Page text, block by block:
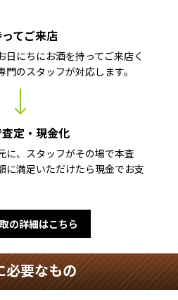
てご来店
日にちにお酒を持ってご来店く
門のスタッフが対応します。
定・現金化
に、スタッフがその場で本査
に満足いただけたら現金でお支
の詳細はこちら
必要なもの